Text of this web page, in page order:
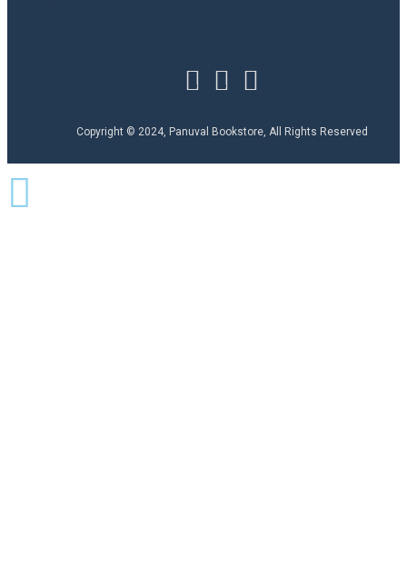
Copyright © 2024, Panuval Bookstore, All Rights Reserved